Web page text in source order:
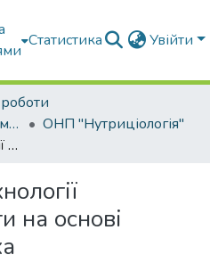
Статистика Увійти
Кваліфікаційні роботи магістрів
ОНП "Нутриціологія"
Розроблення технології шоколадної пасти на основі волоського горіха
на основі